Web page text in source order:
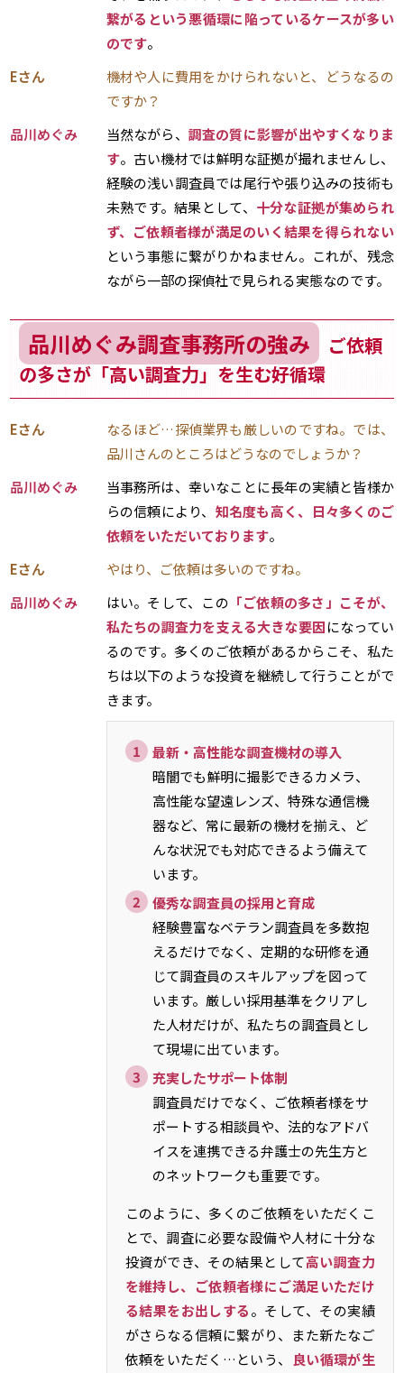
繋がるという悪循環に陥っているケースが多い
のです。
Eさん
機材や人に費用をかけられないと、どうなるの
ですか？
品川めぐみ
当然ながら、 調査の質に影響が出やすくなりま
す。古い機材では鮮明な証拠が撮れませんし、
経験の浅い調査員では尾行や張り込みの技術も
未熟です。結果として、 十分な証拠が集められ
ず、ご依頼者様が満足のいく結果を得られない
という事態に繋がりかねません。これが、残念
ながら一部の探偵社で見られる実態なのです。
品川めぐみ調査事務所の強み
ご依頼
の多さが「高い調査力」を生む好循環
Eさん
なるほど…探偵業界も厳しいのですね。では、
品川さんのところはどうなのでしょうか？
品川めぐみ
当事務所は、幸いなことに長年の実績と皆様か
らの信頼により、 知名度も高く、日々多くのご
依頼をいただいております。
Eさん
やはり、ご依頼は多いのですね。
品川めぐみ
はい。そして、この 「ご依頼の多さ」こそが、
私たちの調査力を支える大きな要因になってい
るのです。多くのご依頼があるからこそ、私た
ちは以下のような投資を継続して行うことがで
きます。
最新・高性能な調査機材の導入
暗闇でも鮮明に撮影できるカメラ、
高性能な望遠レンズ、特殊な通信機
器など、常に最新の機材を揃え、ど
んな状況でも対応できるよう備えて
います。
優秀な調査員の採用と育成
経験豊富なベテラン調査員を多数抱
えるだけでなく、定期的な研修を通
じて調査員のスキルアップを図って
います。厳しい採用基準をクリアし
た人材だけが、私たちの調査員とし
て現場に出ています。
充実したサポート体制
調査員だけでなく、ご依頼者様をサ
ポートする相談員や、法的なアドバ
イスを連携できる弁護士の先生方と
のネットワークも重要です。
このように、多くのご依頼をいただくこ
とで、調査に必要な設備や人材に十分な
投資ができ、その結果として高い調査力
を維持し、ご依頼者様にご満足いただけ
る結果をお出しする。そして、その実績
がさらなる信頼に繋がり、また新たなご
依頼をいただく…という、
良い循環が生